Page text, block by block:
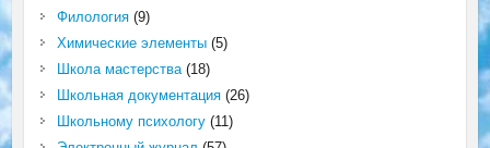
Филология(9)
Химические элементы(5)
Школа мастерства(18)
Школьная документация(26)
Школьному психологу(11)